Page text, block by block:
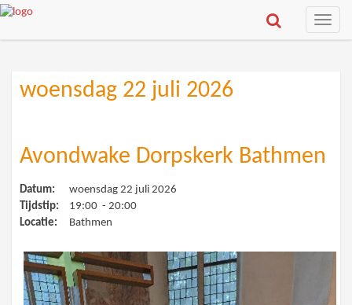
Toggle
woensdag 22 juli 2026
Avondwake Dorpskerk Bathmen
Datum:
woensdag 22 juli 2026
Tijdstip:
19:00 - 20:00
Locatie:
Bathmen